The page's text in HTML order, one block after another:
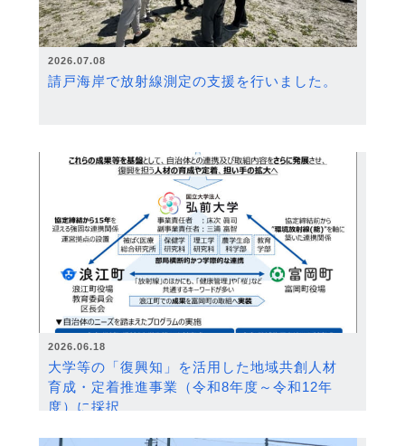
2026.07.08
請戸海岸で放射線測定の支援を行いました。
2026.06.18
大学等の「復興知」を活用した地域共創人材
育成・定着推進事業（令和8年度～令和12年
度）に採択